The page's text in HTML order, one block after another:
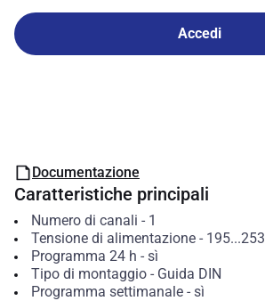
Accedi
Documentazione
Caratteristiche principali
Numero di canali - 1
Tensione di alimentazione- 195...253
Programma 24 h - sì
Tipo di montaggio- Guida DIN
Programma settimanale- sì